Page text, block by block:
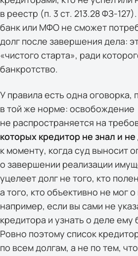
в реестр (п. 3 ст. 213.28 ФЗ-
банк или МФО не сможет
долг после завершения дела:
«чистого старта», ради
банкротство.
У правила есть одна оговорка,
в той же норме: освобождение
не распространяется на
которых кредитор не знал и
к моменту, когда суд выносит
о завершении реализации
уцелеет долг не того, кто
а того, кто объективно не мог
например, если вы сами не
кредитора и узнать о деле ему
Ровно поэтому список
по всем долгам, а не по тем,